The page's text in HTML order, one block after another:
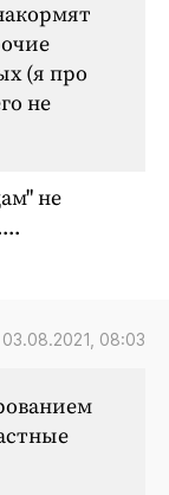
(я про
не
не
03.08.2021, 08:03